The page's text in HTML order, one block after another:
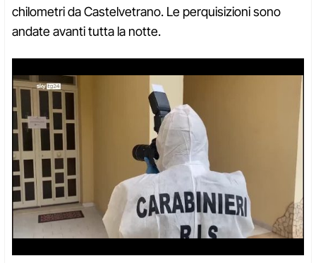
chilometri da Castelvetrano. Le perquisizioni sono
andate avanti tutta la notte.